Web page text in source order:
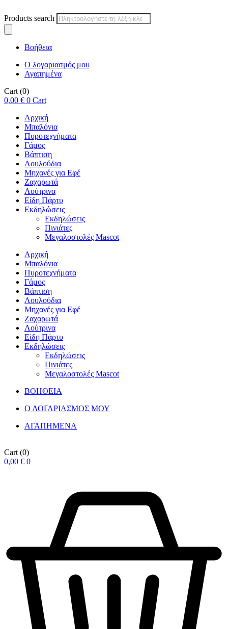
Products search
Βοήθεια
Ο λογαριασμός μου
Αγαπημένα
Cart (0)
0,00 € 0 Cart
Αρχική
Μπαλόνια
Πυροτεχνήματα
Γάμος
Βάπτιση
Λουλούδια
Μηχανές για Εφέ
Ζαχαρωτά
Λούτρινα
Είδη Πάρτυ
Εκδηλώσεις
Εκδηλώσεις
Πινιάτες
Μεγαλοστολές Mascot
Αρχική
Μπαλόνια
Πυροτεχνήματα
Γάμος
Βάπτιση
Λουλούδια
Μηχανές για Εφέ
Ζαχαρωτά
Λούτρινα
Είδη Πάρτυ
Εκδηλώσεις
Εκδηλώσεις
Πινιάτες
Μεγαλοστολές Mascot
ΒΟΗΘΕΙΑ
Ο ΛΟΓΑΡΙΑΣΜΟΣ ΜΟΥ
ΑΓΑΠΗΜΕΝΑ
Cart (0)
0,00 € 0